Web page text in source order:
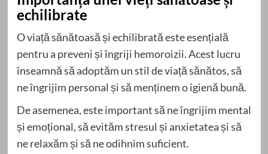
echilibrate
O viață sănătoasă și echilibrată este esențială
pentru a preveni și îngriji hemoroizii. Acest lucru
înseamnă să adoptăm un stil de viață sănătos, să
ne îngrijim personal și să menținem o igienă bună.
De asemenea, este important să ne îngrijim mental
și emoțional, să evităm stresul și anxietatea și să
ne relaxăm și să ne odihnim suficient.